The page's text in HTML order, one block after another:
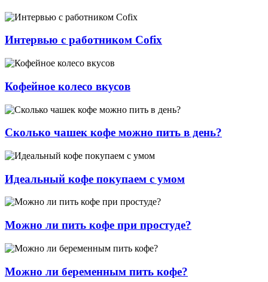
Интервью с работником Cofix
Кофейное колесо вкусов
Сколько чашек кофе можно пить в день?
Идеальный кофе покупаем с умом
Можно ли пить кофе при простуде?
Можно ли беременным пить кофе?